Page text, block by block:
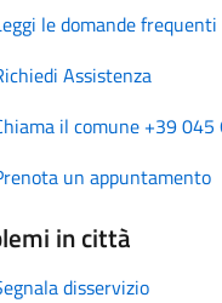
le domande frequenti
Assistenza
il comune +39
un appuntamento
in città
disservizio